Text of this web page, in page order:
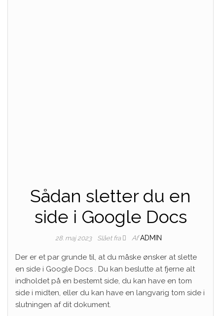
Sådan sletter du en
side i Google Docs
28. maj 2023 Slået fra Af ADMIN
Der er et par grunde til, at du måske ønsker at slette
en side i Google Docs . Du kan beslutte at fjerne alt
indholdet på en bestemt side, du kan have en tom
side i midten, eller du kan have en langvarig tom side i
slutningen af ​​dit dokument.